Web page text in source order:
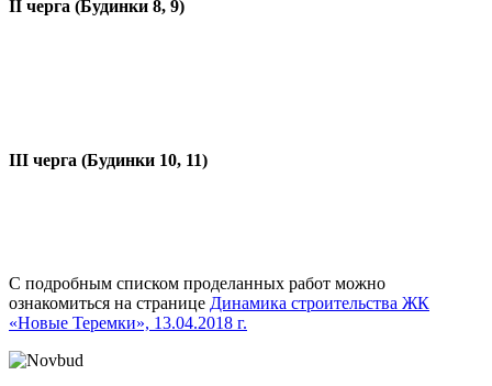
II черга (Будинки 8, 9)
III черга (Будинки 10, 11)
С подробным списком проделанных работ можно
ознакомиться на странице Динамика строительства ЖК
«Новые Теремки», 13.04.2018 г.